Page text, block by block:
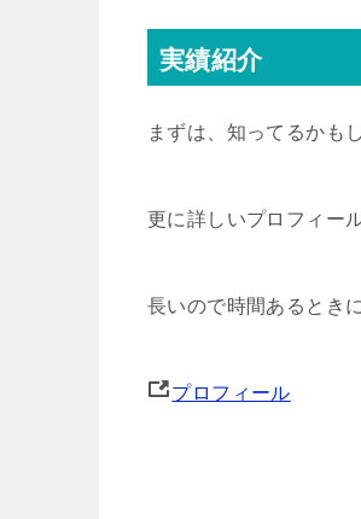
実績紹介
まずは、知ってるかも
更に詳しいプロフィー
長いので時間あるとき
プロフィール